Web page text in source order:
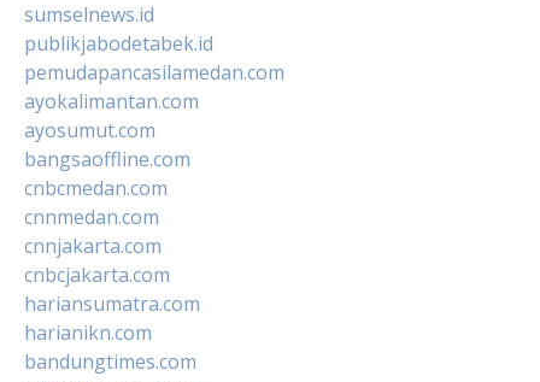
sumselnews.id
publikjabodetabek.id
pemudapancasilamedan.com
ayokalimantan.com
ayosumut.com
bangsaoffline.com
cnbcmedan.com
cnnmedan.com
cnnjakarta.com
cnbcjakarta.com
hariansumatra.com
harianikn.com
bandungtimes.com